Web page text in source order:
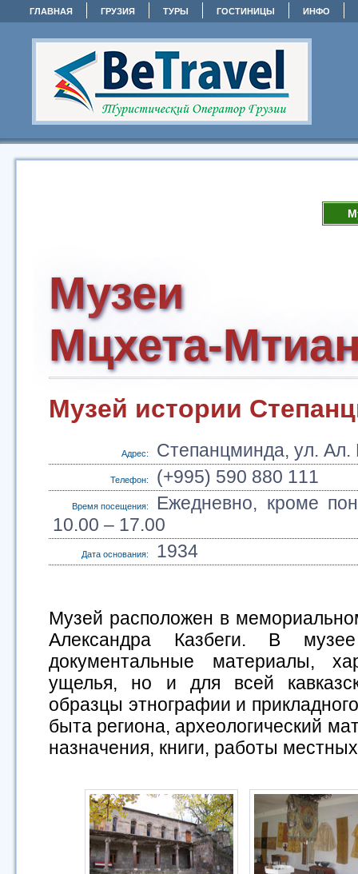
ГЛАВНАЯ ГРУЗИЯ ТУРЫ ГОСТИНИЦЫ ИНФО
Музеи
Мцхета-
Музей истории
Адрес: Степанцминда, ул. Ал.
Телефон: (+995) 590 880 111
Время посещения:
Ежедневно, кроме
10.00 – 17.00
Дата основания: 1934
Музей расположен в
Александра Казбеги. В
документальные материалы,
ущелья, но и для всей
образцы этнографии и
быта региона, археологический
назначения, книги, работы